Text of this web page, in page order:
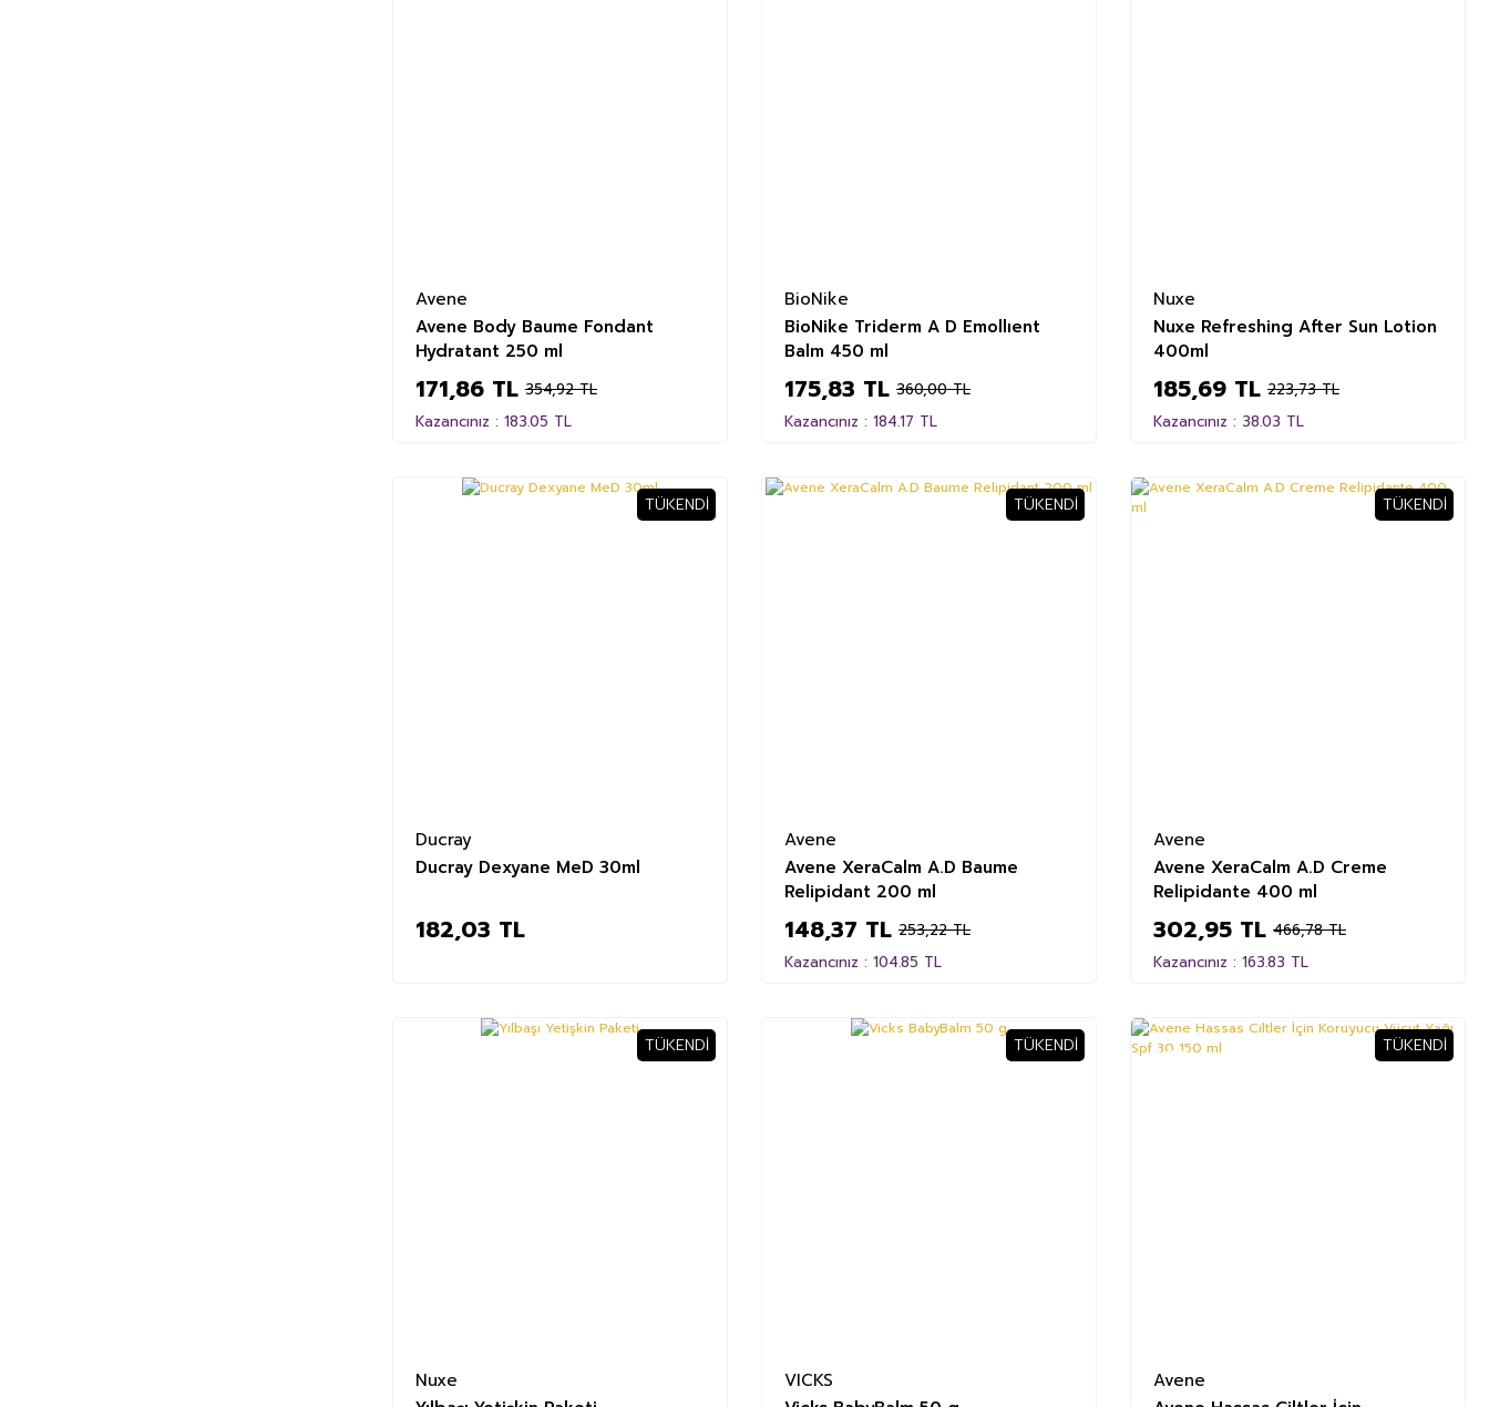
Avene
Avene Body Baume Fondant
Hydratant 250 ml
171,86 TL 354,92 TL
Kazancınız : 183.05 TL
BioNike
BioNike Triderm A D Emollıent
Balm 450 ml
175,83 TL 360,00 TL
Kazancınız : 184.17 TL
Nuxe
Nuxe Refreshing After Sun Lotion
400ml
185,69 TL 223,73 TL
Kazancınız : 38.03 TL
TÜKENDI
Ducray
Ducray Dexyane MeD 30ml
182,03 TL
TÜKENDI
Avene
Avene XeraCalm A.D Baume
Relipidant 200 ml
148,37 TL 253,22 TL
Kazancınız : 104.85 TL
TÜKENDI
Avene
Avene XeraCalm A.D Creme
Relipidante 400 ml
302,95 TL 466,78 TL
Kazancınız : 163.83 TL
TÜKENDI
Nuxe
TÜKENDI
VICKS
%20 TÜKENDI
Avene